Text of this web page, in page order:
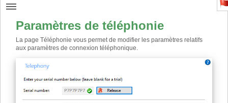
Paramètres de téléphonie
La page Téléphonie vous permet de modifier les paramètres relatifs
aux paramètres de connexion téléphonique.